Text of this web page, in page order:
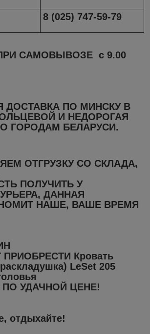
8 (025) 747-59-79
САМОВЫВОЗЕ с 9.00
ДОСТАВКА ПО МИНСКУ В
И НЕДОРОГАЯ
ГОРОДАМ БЕЛАРУСИ.
ОТГРУЗКУ СО СКЛАДА,
ПОЛУЧИТЬ У
ДАННАЯ
НАШЕ, ВАШЕ ВРЕМЯ
ПРИОБРЕСТИ Кровать
LeSet 205
ПО УДАЧНОЙ ЦЕНЕ!
отдыхайте!